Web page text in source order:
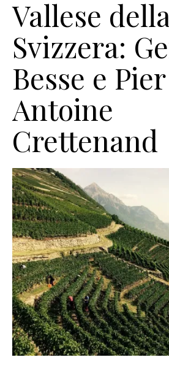
Vallese
Svizzera:
Besse e Pier
Antoine
Crettenand